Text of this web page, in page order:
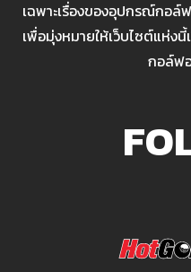
เฉพาะเรื่องของอุปกรณ์กอล์
เพื่อมุ่งหมายให้เว็บไซต์แห่
กอล์ฟ